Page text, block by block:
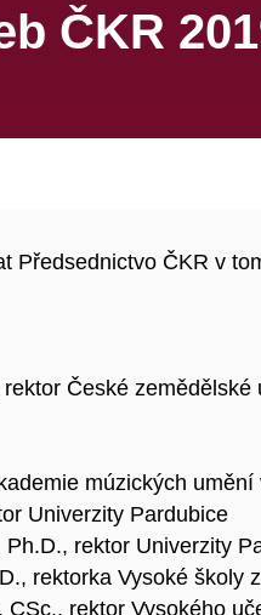
ČKR
Předsednictvo ČKR v
České zemědělské
múzických umění
Univerzity Pardubice
rektor Univerzity
rektorka Vysoké školy
rektor Vysokého